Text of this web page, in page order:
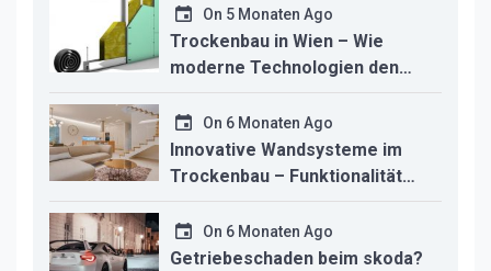
studio macht
On 5 Monaten Ago
Trockenbau in Wien – Wie
moderne Technologien den
Innenausbau revolutionieren
On 6 Monaten Ago
Innovative Wandsysteme im
Trockenbau – Funktionalität
trifft modernes Design
On 6 Monaten Ago
Getriebeschaden beim skoda?